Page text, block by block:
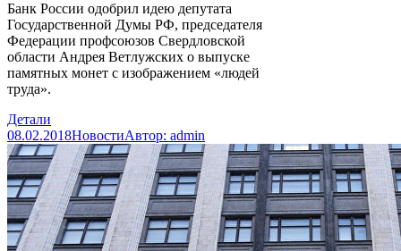
Банк России одобрил идею депутата
Государственной Думы РФ, председателя
Федерации профсоюзов Свердловской
области Андрея Ветлужских о выпуске
памятных монет с изображением «людей
труда».
Детали
08.02.2018НовостиАвтор: admin